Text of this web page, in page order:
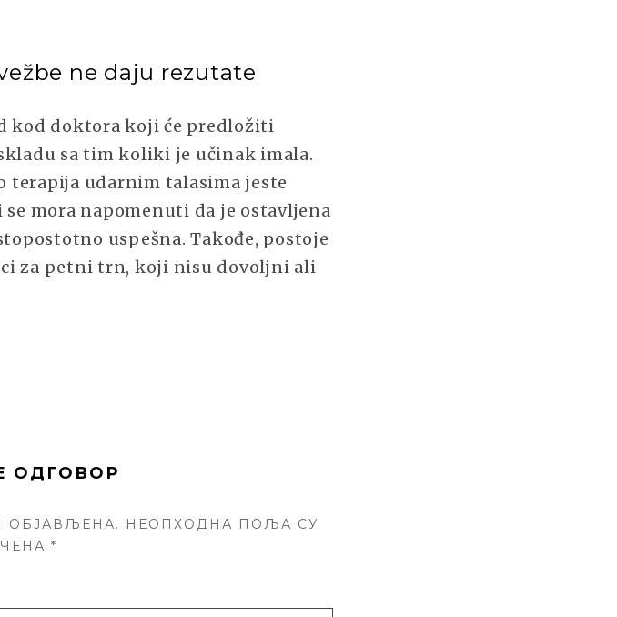
ne daju rezutate
kod doktora koji će predložiti
sa tim koliki je učinak imala.
terapija udarnim talasima jeste
mora napomenuti da je ostavljena
uspešna. Takođe, postoje
za petni trn, koji nisu dovoljni ali
ОДГОВОР
ОБЈАВЉЕНА.
НЕОПХОДНА ПОЉА СУ
*